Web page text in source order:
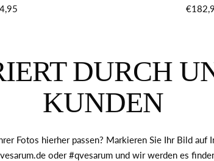
DURCH
KUNDEN
Fotos hierher passen? Markieren Sie Ihr Bild auf
oder #qvesarum und wir werden es